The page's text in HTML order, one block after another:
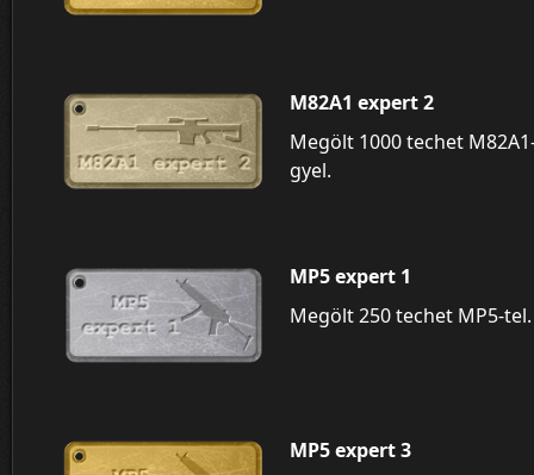
M82A1 expert 2
Megölt 1000 techet
gyel.
MP5 expert 1
Megölt 250 techet MP5-tel.
MP5 expert 3